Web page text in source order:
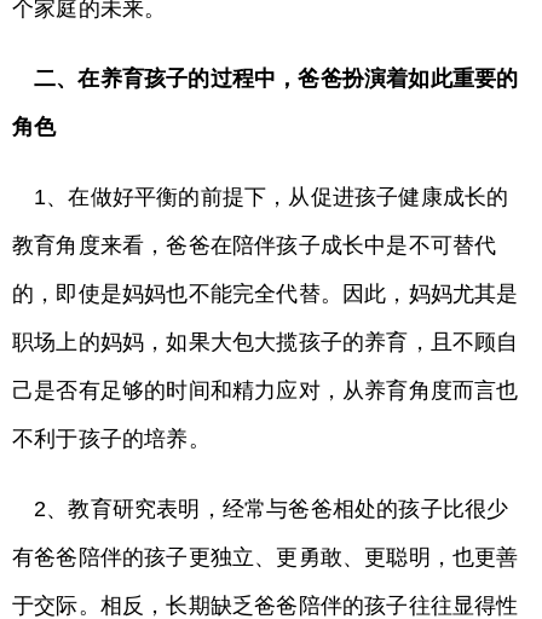
个家庭的未来。
二、在养育孩子的过程中，爸爸扮演着如此重要的
角色
1、在做好平衡的前提下，从促进孩子健康成长的
教育角度来看，爸爸在陪伴孩子成长中是不可替代
的，即使是妈妈也不能完全代替。因此，妈妈尤其是
职场上的妈妈，如果大包大揽孩子的养育，且不顾自
己是否有足够的时间和精力应对，从养育角度而言也
不利于孩子的培养。
2、教育研究表明，经常与爸爸相处的孩子比很少
有爸爸陪伴的孩子更独立、更勇敢、更聪明，也更善
于交际。相反，长期缺乏爸爸陪伴的孩子往往显得性